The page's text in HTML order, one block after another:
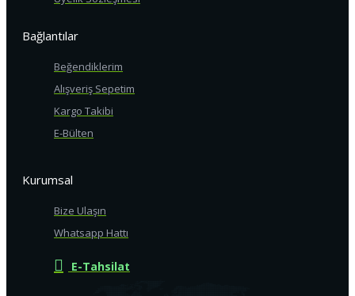
Bağlantılar
Beğendiklerim
Alışveriş Sepetim
Kargo Takibi
E-Bülten
Kurumsal
Bize Ulaşın
Whatsapp Hattı
E-Tahsilat